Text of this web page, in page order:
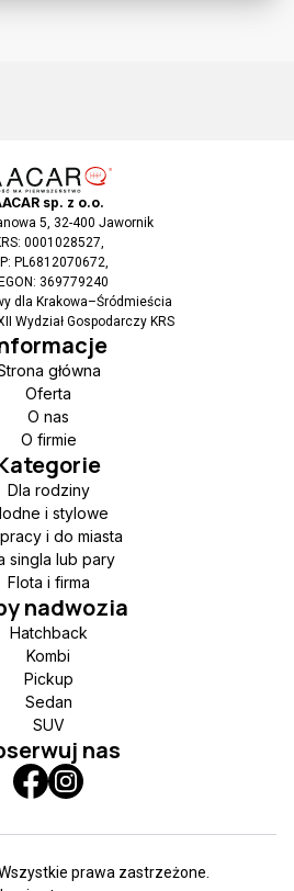
sp. z o.o.
5, 32-400 Jawornik
0001028527,
PL6812070672,
369779240
dla Krakowa–Śródmieścia
Wydział Gospodarczy KRS
główna
Oferta
O nas
O firmie
Dla rodziny
i stylowe
i do miasta
singla lub pary
Flota i firma
nadwozia
Hatchback
Kombi
Pickup
Sedan
SUV
nas
prawa zastrzeżone.